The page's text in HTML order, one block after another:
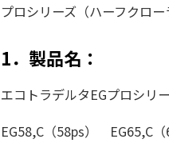
プロシリーズ（ハーフクロー
1．製品名：
エコトラデルタEGプロシリ
EG58,C（58ps） EG65,C